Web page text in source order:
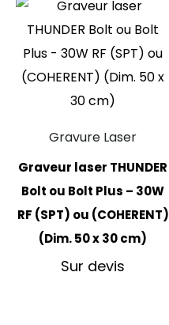
Gravure Laser
Graveur laser THUNDER
Bolt ou Bolt Plus – 30W
RF (SPT) ou (COHERENT)
(Dim. 50 x 30 cm)
Sur devis